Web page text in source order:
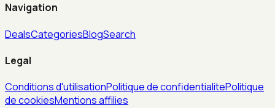
Navigation
DealsCategoriesBlogSearch
Legal
Conditions d'utilisationPolitique de confidentialitePolitique
de cookiesMentions affilies